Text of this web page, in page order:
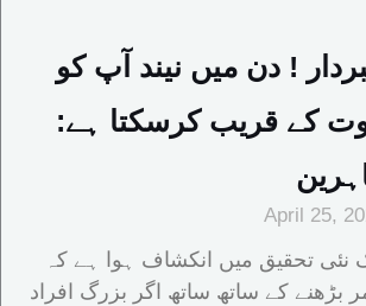
! دن میں نیند آپ کو
کے قریب کرسکتا ہے:
April 25,
نئی تحقیق میں انکشاف ہوا ہے کہ
بڑھنے کے ساتھ ساتھ اگر بزرگ افراد